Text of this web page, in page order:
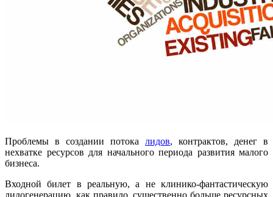
Проблемы в создании потока лидов, контрактов, денег в
нехватке ресурсов для начального периода развития малого
бизнеса.
Входной билет в реальную, а не клинико-фантастическую
лидогенерацию, как правило, существенно больше ресурсных